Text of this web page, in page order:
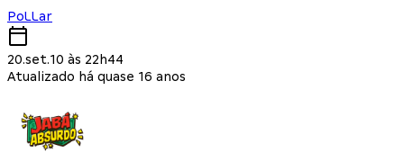
PoLLar
20.set.10 às 22h44
Atualizado há quase 16 anos